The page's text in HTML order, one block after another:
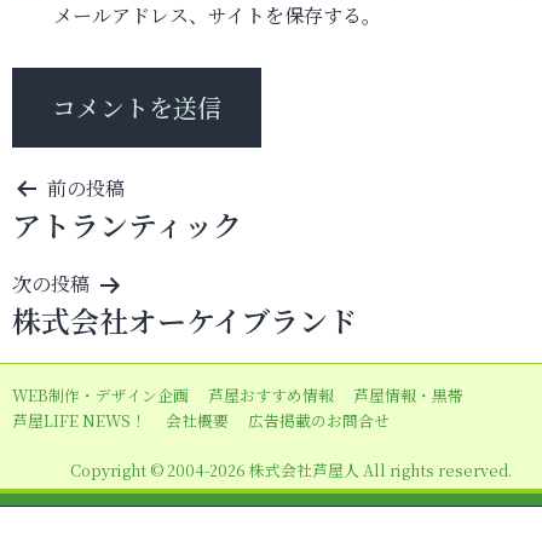
メールアドレス、サイトを保存する。
投
稿
ナ
ビ
ゲ
ー
シ
ン
前の投稿
アトランティック
次の投稿
株式会社オーケイブランド
WEB制作・デザイン企画 芦屋おすすめ情報
芦屋情報・黒帯
芦屋LIFE NEWS！
会社概要 広告掲載のお問合せ
Copyright © 2004-2026 株式会社芦屋人 All rights reserved.